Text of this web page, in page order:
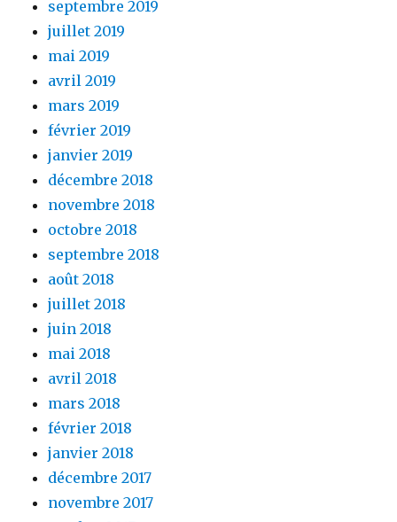
septembre 2019
juillet 2019
mai 2019
avril 2019
mars 2019
février 2019
janvier 2019
décembre 2018
novembre 2018
octobre 2018
septembre 2018
août 2018
juillet 2018
juin 2018
mai 2018
avril 2018
mars 2018
février 2018
janvier 2018
décembre 2017
novembre 2017